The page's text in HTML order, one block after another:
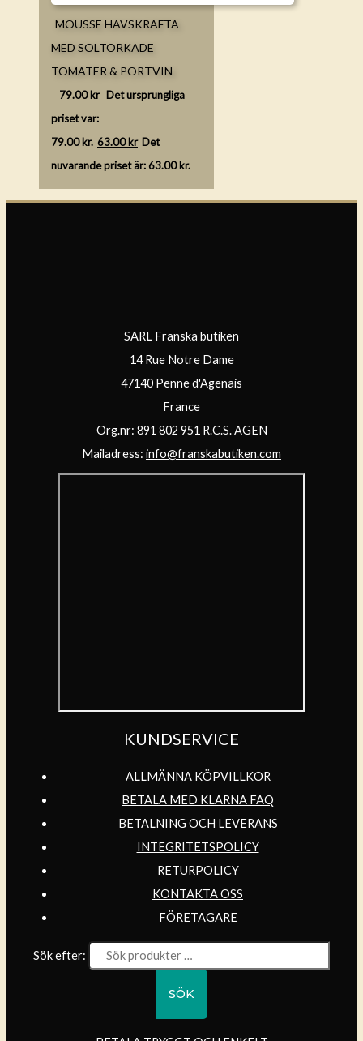
MOUSSE HAVSKRÄFTA
MED SOLTORKADE
TOMATER & PORTVIN
79.00kr Det ursprungliga
priset var:
79.00 kr. 63.00kr Det
nuvarande priset är: 63.00 kr.
SARL Franska butiken
14 Rue Notre Dame
47140 Penne d'Agenais
France
Org.nr: 891 802 951 R.C.S. AGEN
Mailadress: info@franskabutiken.com
KUNDSERVICE
ALLMÄNNA KÖPVILLKOR
BETALA MED KLARNA FAQ
BETALNING OCH LEVERANS
INTEGRITETSPOLICY
RETURPOLICY
KONTAKTA OSS
FÖRETAGARE
Sök efter:
SÖK